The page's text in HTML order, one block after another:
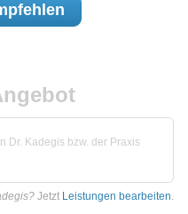
Dr. Kadegis bzw. der Praxis
Jetzt Leistungen bearbeiten.